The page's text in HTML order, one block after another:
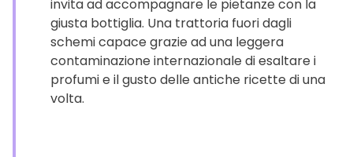
invita ad accompagnare le pietanze con la
giusta bottiglia. Una trattoria fuori dagli
schemi capace grazie ad una leggera
contaminazione internazionale di esaltare i
profumi e il gusto delle antiche ricette di una
volta.